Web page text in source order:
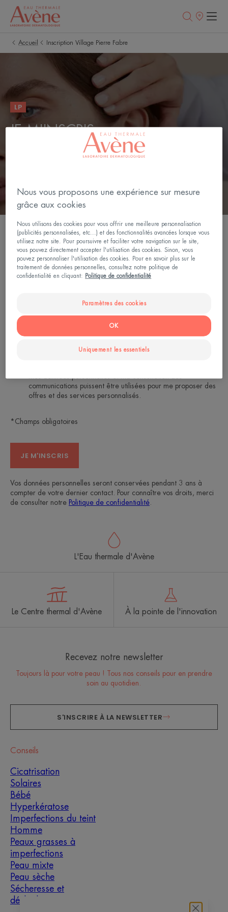
Points
Accueil
Inscription Village Pierre Fabre
LP
JE M'INSCRIS
Tous nos conseils d’experts (et nos dernières
innovations dermatologiques) pour prendre soin de
votre peau sensible jour après jour.
Je confirme avoir 16 ans ou plus.
communications puissent être utilisées pour me proposer des
offres et des services personnalisés.
*Champs obligatoires
JE M'INSCRIS
Vos données personnelles seront conservées pendant 3 ans à
compter de votre dernier contact. Pour connaître vos droits, merci
de consulter notre Politique de confidentialité
L'Eau thermale d'Avène
Le Centre thermal d'Avène À la pointe de l'innovation
Recevez notre newsletter
Toujours là pour votre peau ! Tous nos conseils pour en prendre
soin au quotidien.
S'INSCRIRE À LA NEWSLETTER
Conseils
Cicatrisation
Solaires
Bébé
Hyperkératose
Imperfections du teint
Homme
Peaux grasses à
imperfections
Peau mixte
Peau sèche
Sécheresse et
déshydratation
Nous vous proposons une expérience sur mesure
grâce aux cookies
Nous utilisons des cookies pour vous offrir une meilleure personnalisation
(publicités personnalisées, etc...) et des fonctionnalités avancées lorsque vous
utilisez notre site. Pour poursuivre et faciliter votre navigation sur le site,
vous pouvez directement accepter l'utilisation des cookies. Sinon, vous
pouvez personnaliser l'utilisation des cookies. Pour en savoir plus sur le
traitement de données personnelles, consultez notre politique de
confidentialité en cliquant:
Politique de confidentialité
Paramètres des cookies
Uniquement les essentiels
OK